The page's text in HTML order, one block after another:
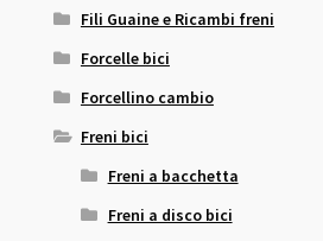
Fili Guaine e Ricambi freni
Forcelle bici
Forcellino cambio
Freni bici
Freni a bacchetta
Freni a disco bici